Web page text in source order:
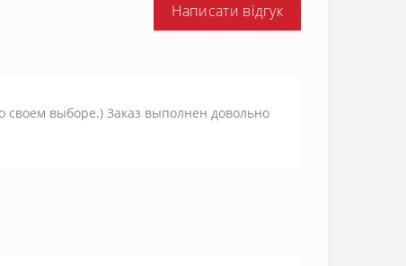
Написати відгук
своем выборе.) Заказ выполнен довольно